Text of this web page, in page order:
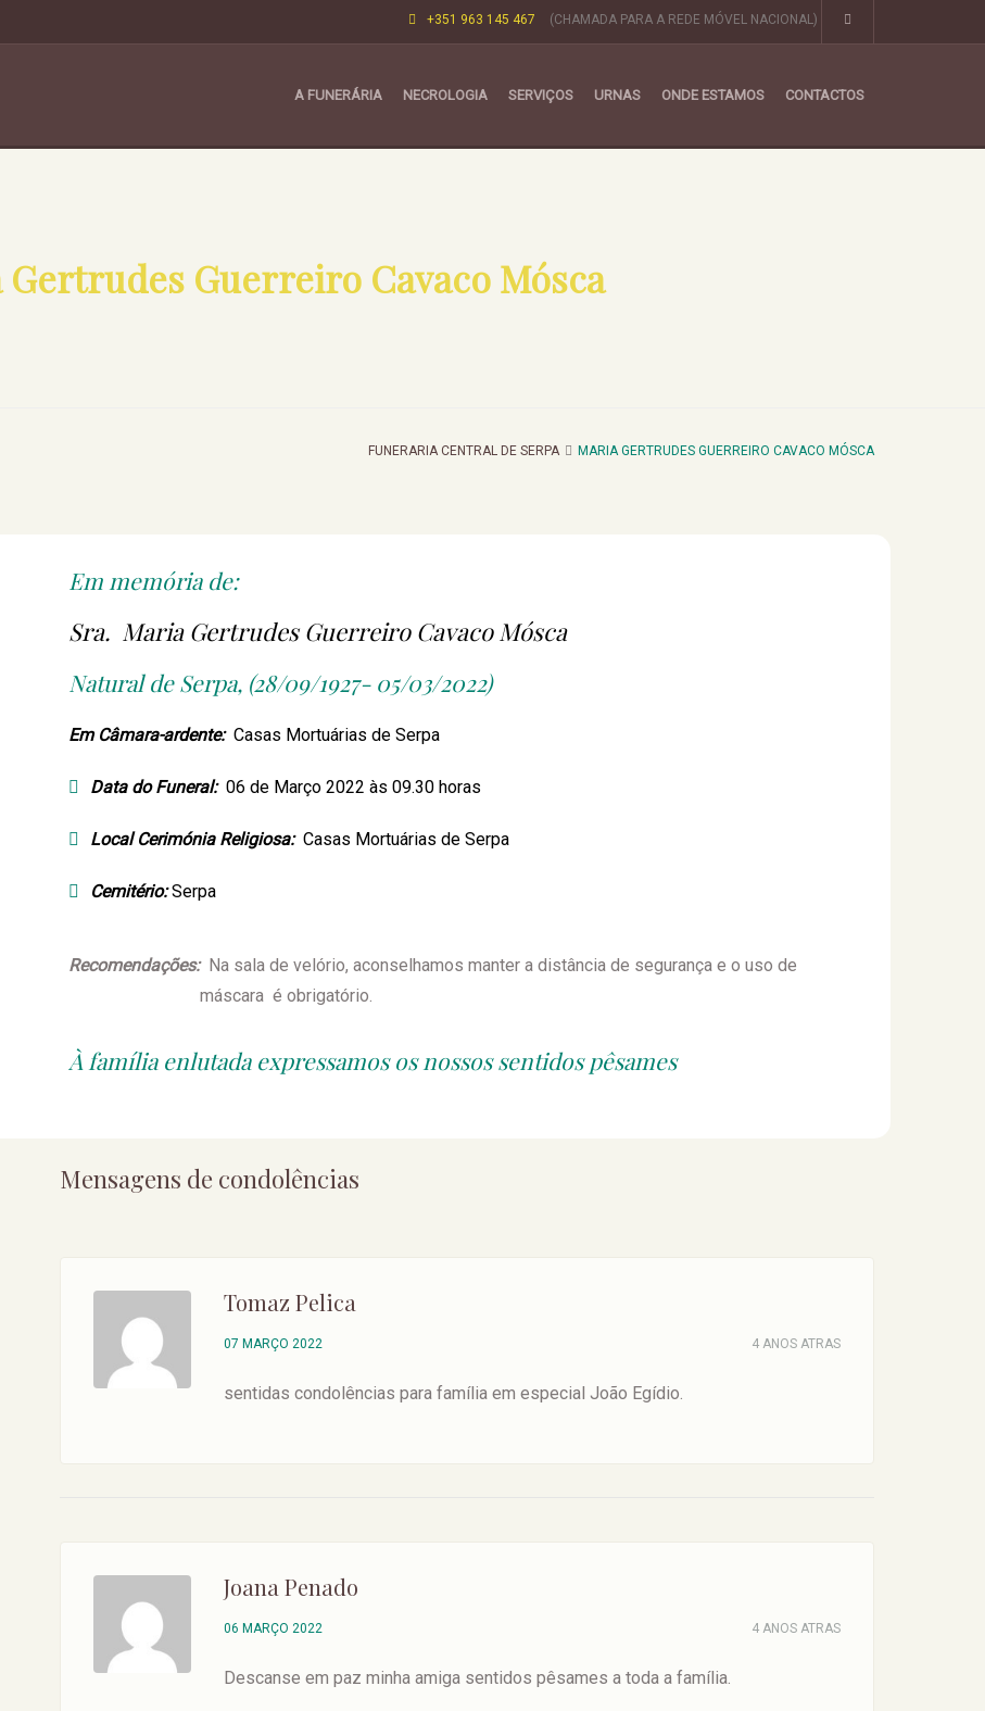
+351 963 145 467 (CHAMADA PARA A REDE MÓVEL NACIONAL)
A FUNERÁRIA NECROLOGIA SERVIÇOS URNAS ONDE ESTAMOS CONTACTOS
Guerreiro Cavaco Mósca
FUNERARIA CENTRAL DE SERPA MARIA GERTRUDES GUERREIRO CAVACO MÓSCA
Em memória de:
Sra. Maria Gertrudes Guerreiro Cavaco Mósca
Natural de Serpa, (28/09/1927- 05/03/2022)
Em Câmara-ardente: Casas Mortuárias de Serpa
Data do Funeral:06 de Março 2022 às 09.30 horas
Local Cerimónia Religiosa:Casas Mortuárias de Serpa
Cemitério:Serpa
Recomendações:Na sala de velório, aconselhamos manter a distância de segurança e o uso de
máscara é obrigatório.
À família enlutada expressamos os nossos sentidos pêsames
Mensagens de condolências
Tomaz Pelica
07 MARÇO 2022 4 ANOS ATRAS
sentidas condolências para família em especial João Egídio.
Joana Penado
06 MARÇO 2022 4 ANOS ATRAS
Descanse em paz minha amiga sentidos pêsames a toda a família.